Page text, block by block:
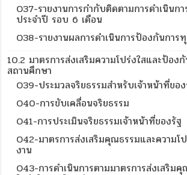
O37-รายงานการกำกับติดตามการดำเนินก
ประจำปี รอบ 6 เดือน
O38-รายงานผลการดำเนินการป้องกันการ
10.2 มาตรการส่งเสริมความโปร่งใสและป้อง
สถานศึกษา
O39-ประมวลจริยธรรมสำหรับเจ้าหน้าที่ขอ
O40-การขับเคลื่อนจริยธรรม
O41-การประเมินจริยธรรมเจ้าหน้าที่ของรัฐ
O42-มาตรการส่งเสริมคุณธรรมและความโ
งาน
O43-การดำเนินการตามมาตรการส่งเสริม